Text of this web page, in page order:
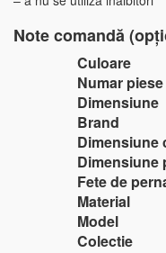
Note comandă
Culoare
Numar piese
Dimensiune
Brand
Dimensiune
Dimensiune
Fete de
Material
Model
Colectie